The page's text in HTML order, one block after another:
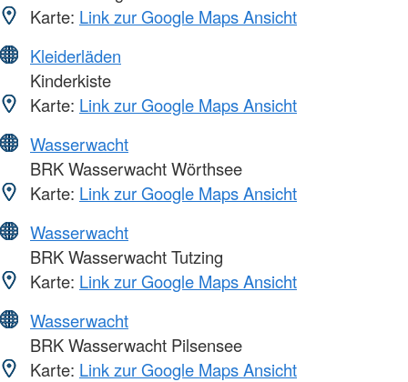
Karte: Link zur Google Maps Ansicht
Kleiderläden
Kinderkiste
Karte: Link zur Google Maps Ansicht
Wasserwacht
BRK Wasserwacht Wörthsee
Karte: Link zur Google Maps Ansicht
Wasserwacht
BRK Wasserwacht Tutzing
Karte: Link zur Google Maps Ansicht
Wasserwacht
BRK Wasserwacht Pilsensee
Karte: Link zur Google Maps Ansicht